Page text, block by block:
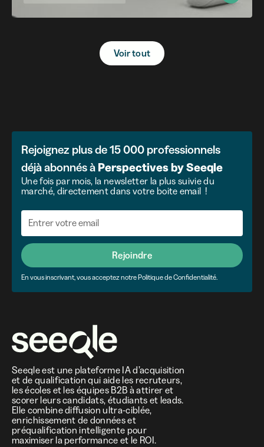
Voir tout
Rejoignez plus de 15 000 professionnels
déjà abonnés à PerspectivesbySeeqle
Une fois par mois, la newsletter la plus suivie du
marché, directement dans votre boite email !
Rejoindre
En vous inscrivant, vous acceptez notre Politique de Confidentialité.
Seeqle est une plateforme IA d’acquisition
et de qualification qui aide les recruteurs,
les écoles et les équipes B2B à attirer et
scorer leurs candidats, étudiants et leads.
Elle combine diffusion ultra-ciblée,
enrichissement de données et
préqualification intelligente pour
maximiser la performance et le ROI.